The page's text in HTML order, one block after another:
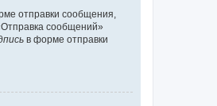
отправки сообщения,
сообщений»
в форме отправки